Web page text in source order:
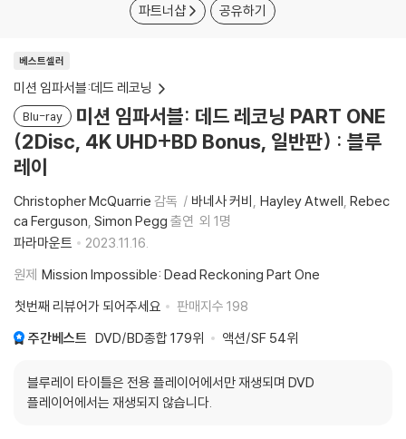
파트너샵 공유하기
베스트셀러
미션 임파서블:데드 레코닝
Blu-ray
미션 임파서블: 데드 레코닝 PART ONE
(2Disc, 4K UHD+BD Bonus, 일반판) : 블루
레이
Christopher McQuarrie 감독 바네사 커비 Hayley Atwell Rebec
ca Ferguson Simon Pegg 출연 외 1명
파라마운트
2023.11.16.
원제 Mission Impossible: Dead Reckoning Part One
첫번째 리뷰어가 되어주세요
판매지수 198
주간베스트 DVD/BD종합 179위 액션/SF 54위
블루레이 타이틀은 전용 플레이어에서만 재생되며 DVD
플레이어에서는 재생되지 않습니다.